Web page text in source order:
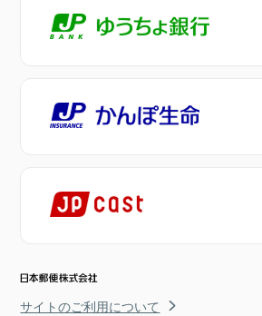
サイトのご利用について